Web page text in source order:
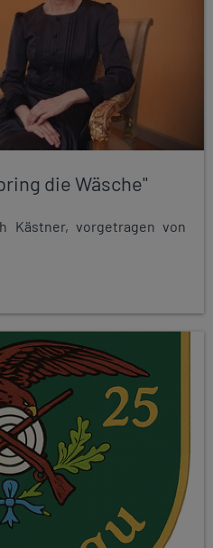
die Wäsche"
Kästner, vorgetragen von